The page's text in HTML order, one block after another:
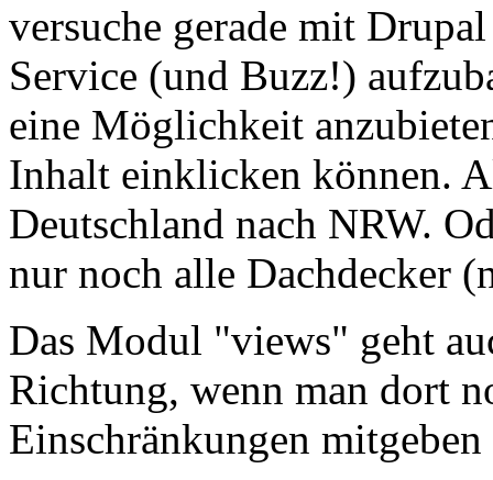
versuche gerade mit
Service (und Buzz!)
eine Möglichkeit
Inhalt einklicken können.
Deutschland nach NRW.
nur noch alle Dachdecker
Das Modul "views" geht
Richtung, wenn man dort
Einschränkungen